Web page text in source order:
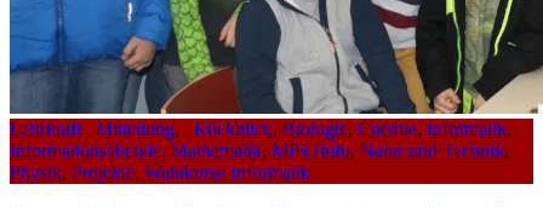
Lehrkraft _Mitteilung, _Rückblick, Biologie, Chemie, Informatik,
Informationsabende, Mathematik, MINTinfo, Natur und Technik,
Physik, Projekte, Wahlkurse Informatik